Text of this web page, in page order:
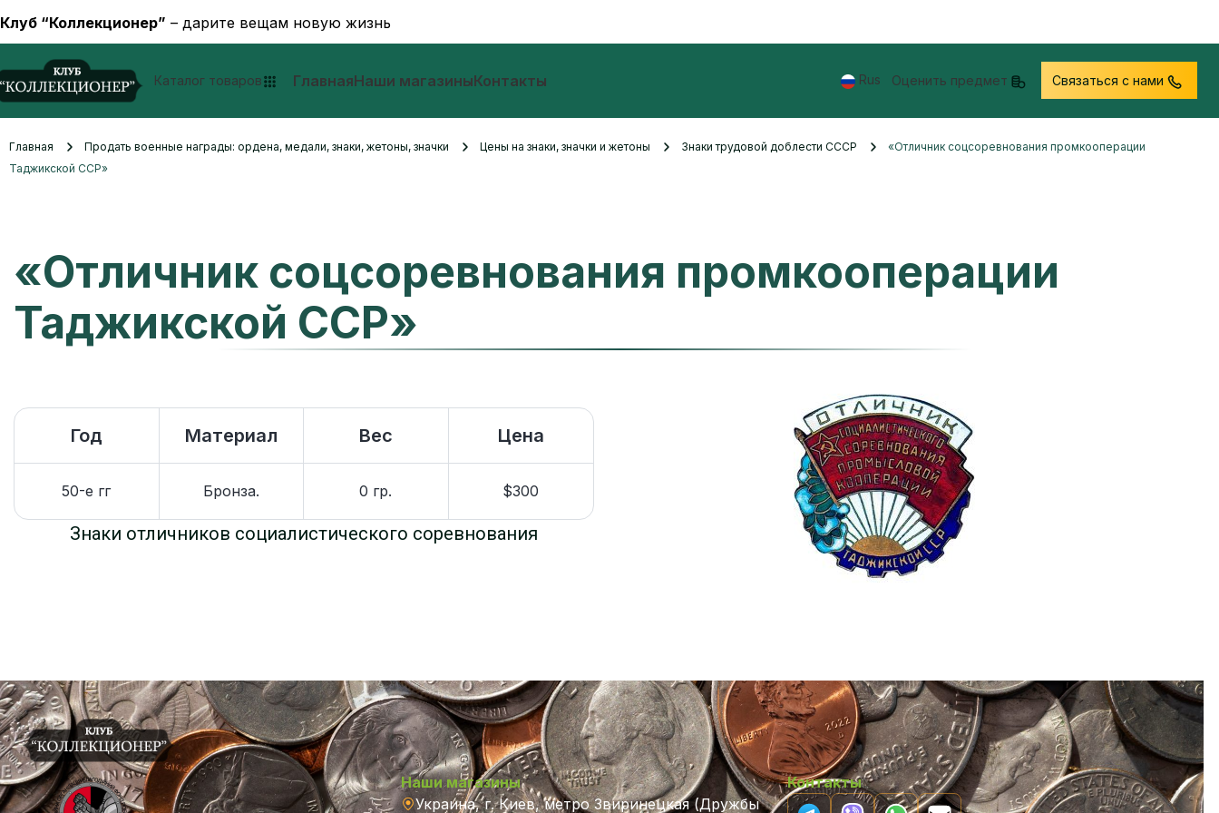
Клуб “Коллекционер” – дарите вещам новую жизнь
Каталог товаров ГлавнаяНаши магазиныКонтакты Rus Оценить предмет Связаться с нами
Главная Продать военные награды: ордена, медали, знаки, жетоны, значки Цены на знаки, значки и жетоны Знаки трудовой доблести СССР
«Отличник соцсоревнования промкооперации
Таджикской ССР»
«Отличник соцсоревнования промкооперации
Таджикской ССР»
Год Материал Вес Цена
50-е гг Бронза. 0 гр. $300
Знаки отличников социалистического соревнования
Наши магазины
Украина, г. Киев, метро Звиринецкая (Дружбы
Контакты